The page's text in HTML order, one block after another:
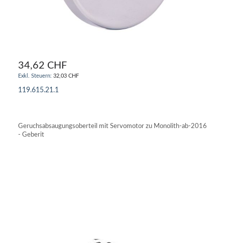
34,62 CHF
32,03 CHF
119.615.21.1
Geruchsabsaugungsoberteil mit Servomotor zu Monolith-ab-2016
- Geberit